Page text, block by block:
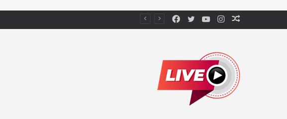
Instagram
YouTube
Twitter
Facebook